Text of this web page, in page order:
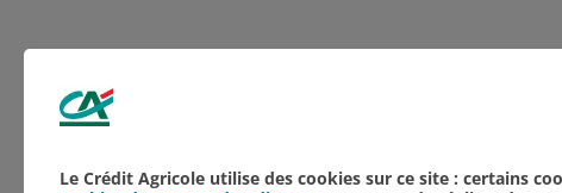
Le Crédit Agricole utilise des cookies sur ce site : certains